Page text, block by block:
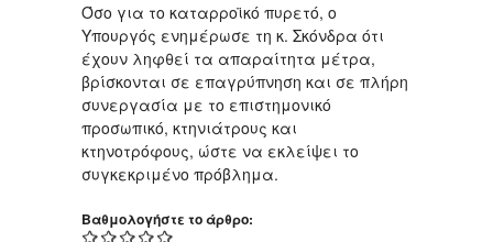
Όσο για το καταρροϊκό πυρετό, ο
Υπουργός ενημέρωσε τη κ. Σκόνδρα ότι
έχουν ληφθεί τα απαραίτητα μέτρα,
βρίσκονται σε επαγρύπνηση και σε πλήρη
συνεργασία με το επιστημονικό
προσωπικό, κτηνιάτρους και
κτηνοτρόφους, ώστε να εκλείψει το
συγκεκριμένο πρόβλημα.
Βαθμολογήστε το άρθρο: